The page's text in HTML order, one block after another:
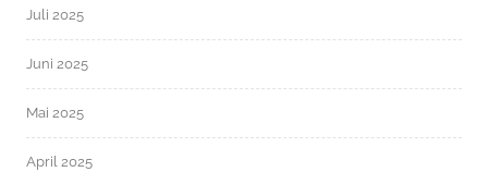
Juli 2025
Juni 2025
Mai 2025
April 2025